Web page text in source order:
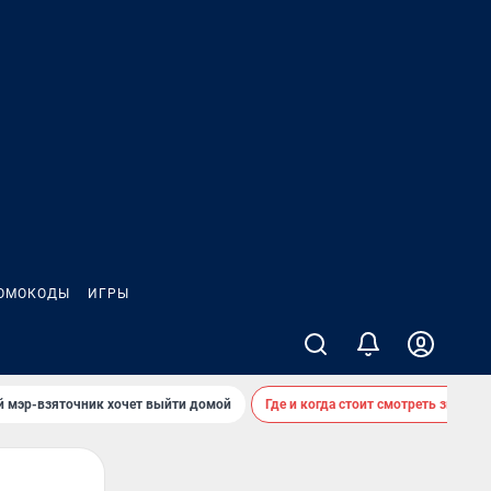
ИГРЫ
мэр-взяточник хочет выйти домой Где и когда стоит смотреть